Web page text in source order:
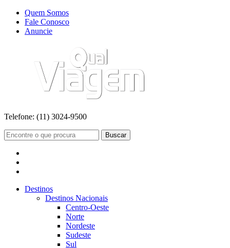
Quem Somos
Fale Conosco
Anuncie
Telefone: (11) 3024-9500
Buscar
Destinos
Destinos Nacionais
Centro-Oeste
Norte
Nordeste
Sudeste
Sul